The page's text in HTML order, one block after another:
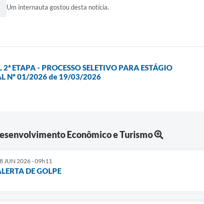
Um internauta gostou desta notícia.
ETAPA - PROCESSO SELETIVO PARA ESTÁGIO
Nº 01/2026 de 19/03/2026
Econômico e Turismo
JUN 2026 - 09h11
DE GOLPE